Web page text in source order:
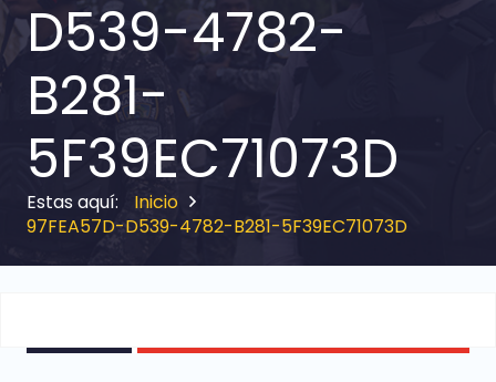
D539-4782-
B281-
5F39EC71073D
Inicio
97FEA57D-D539-4782-B281-5F39EC71073D